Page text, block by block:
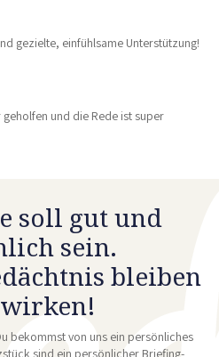
gezielte, einfühlsame Unterstützung!
und die Rede ist super
soll gut und
sein.
bleiben
bekommst von uns ein persönliches
sind ein persönlicher Briefing-